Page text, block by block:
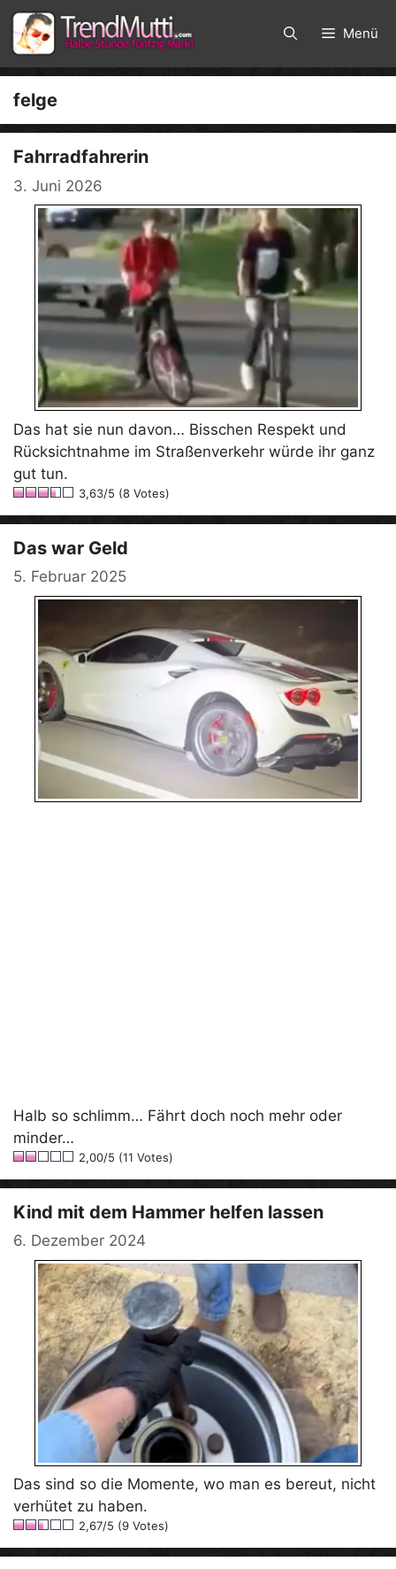
Zum
Inhalt
springen
Menü
felge
Fahrradfahrerin
3. Juni 2026
Das hat sie nun davon… Bisschen Respekt und
Rücksichtnahme im Straßenverkehr würde ihr ganz
gut tun.
3,63/5 (8 Votes)
Das war Geld
5. Februar 2025
Halb so schlimm… Fährt doch noch mehr oder
minder…
2,00/5 (11 Votes)
Kind mit dem Hammer helfen lassen
6. Dezember 2024
Das sind so die Momente, wo man es bereut, nicht
verhütet zu haben.
2,67/5 (9 Votes)